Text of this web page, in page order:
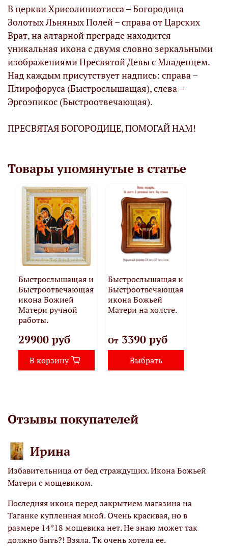
В церкви Хрисолиниотисса – Богородица
Золотых Льняных Полей – справа от Царских
Врат, на алтарной преграде находится
уникальная икона с двумя словно зеркальными
изображениями Пресвятой Девы с Младенцем.
Над каждым присутствует надпись: справа –
Плирофоруса (Быстрослышащая), слева –
Эргоэпикос (Быстроотвечающая).
ПРЕСВЯТАЯ БОГОРОДИЦЕ, ПОМОГАЙ НАМ!
Товары упомянутые в статье
Быстрослышащая и
Быстроотвечающая
икона Божией
Матери ручной
работы.
29900 руб
В корзину
Быстрослышащая и
Быстроотвечающая
икона Божьей
Матери на холсте.
От 3390 руб
Выбрать
Отзывы покупателей
Ирина
Избавительница от бед страждущих. Икона Божьей
Матери с мощевиком.
Последняя икона перед закрытием магазина на
Таганке купленная мной. Очень красивая, но в
размере 14*18 мощевика нет. Не знаю может так
должно быть?! Взяла. Тк очень хотела ее.